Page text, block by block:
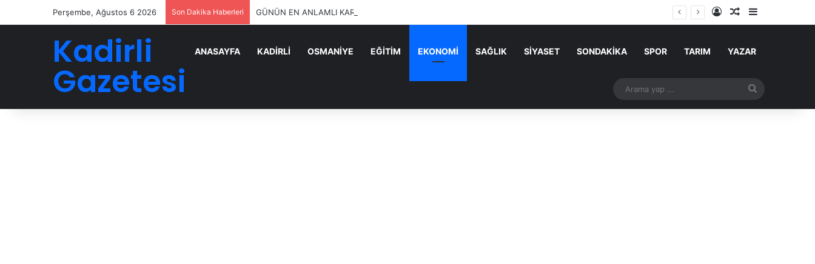
Perşembe, Ağustos 6 2026 Son Dakika Haberleri GÜNÜN EN ANLAMLI KARESİ SUMBAS’TAN GELDİ! Kayıt OlRastgele Makale
Kenar
Kadirli
Gazetesi
ANASAYFA KADİRLİ OSMANİYE EĞİTİM EKONOMİ SAĞLIK SİYASET SONDAKİKA SPOR TARIM YAZAR
yap